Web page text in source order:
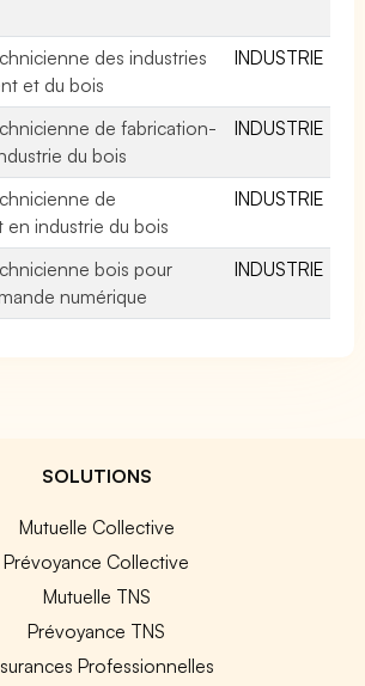
des industries
et du bois
INDUSTRIE
de fabrication-
du bois
INDUSTRIE
de
industrie du bois
INDUSTRIE
bois pour
numérique
INDUSTRIE
SOLUTIONS
Mutuelle Collective
Prévoyance Collective
Mutuelle TNS
Prévoyance TNS
Professionnelles